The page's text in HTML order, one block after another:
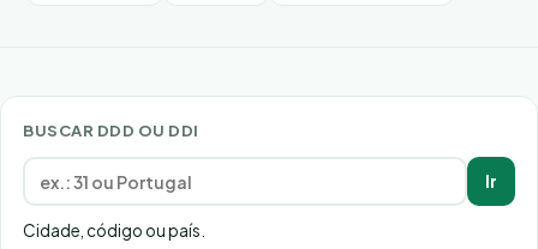
BUSCAR DDD OU DDI
Ir
Cidade, código ou país.